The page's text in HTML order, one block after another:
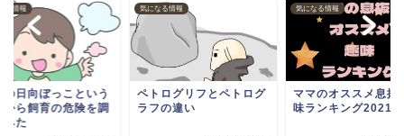
る情報
の日向ぼっこという
から飼育の危険を調
みた
気になる情報
ペトログリフとペトログ
ラフの違い
気になる情報
ママのオススメ息抜
味ランキング2021夏